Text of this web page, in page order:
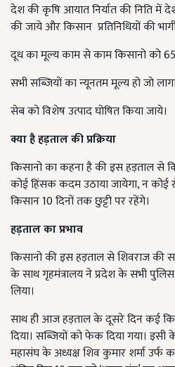
देश की कृषि आयात निर्यात की निति में
की जाये और किसान प्रतिनिधियों की
दूध का मूल्य काम से काम किसानो को
सभी सब्ज़ियों का न्यूनतम मूल्य हो जो
सेब को विशेष उत्पाद घोषित किया जाये।
क्या हैहड़ताल की प्रक्रिया
किसानो का कहना है की इस हड़ताल से
कोई हिंसक कदम उठाया जायेगा, न कोई
किसान 10 दिनों तक छुट्टी पर रहेंगे।
हड़ताल का प्रभाव
किसानो की इस हड़ताल से शिवराज की
के साथ गृहमंत्रालय ने प्रदेश के सभी
लिया।
साथ ही आज हड़ताल के दूसरे दिन कई
दिया। सब्ज़ियों को फेक दिया गया। इसी
महासंघ के अध्यक्ष शिव कुमार शर्मा